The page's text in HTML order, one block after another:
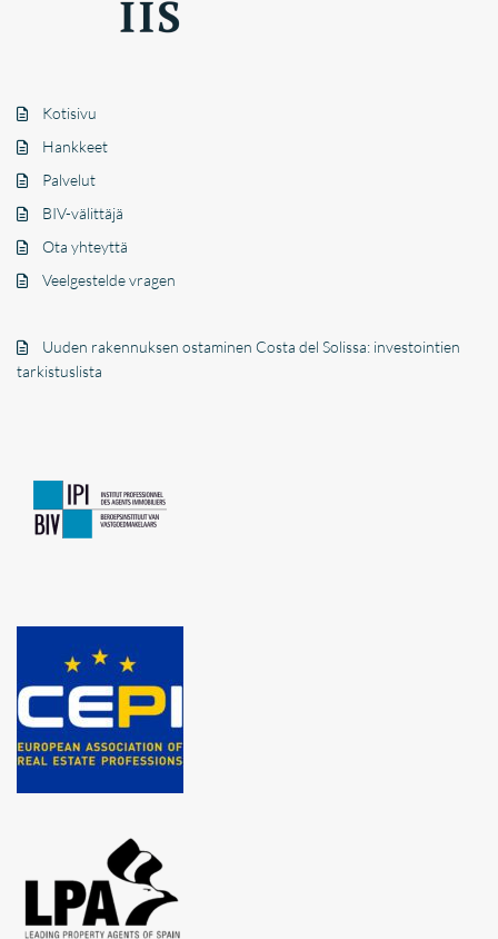
Kotisivu
Hankkeet
Palvelut
BIV-välittäjä
Ota yhteyttä
Veelgestelde vragen
Uuden rakennuksen ostaminen Costa del Solissa: investointien
tarkistuslista